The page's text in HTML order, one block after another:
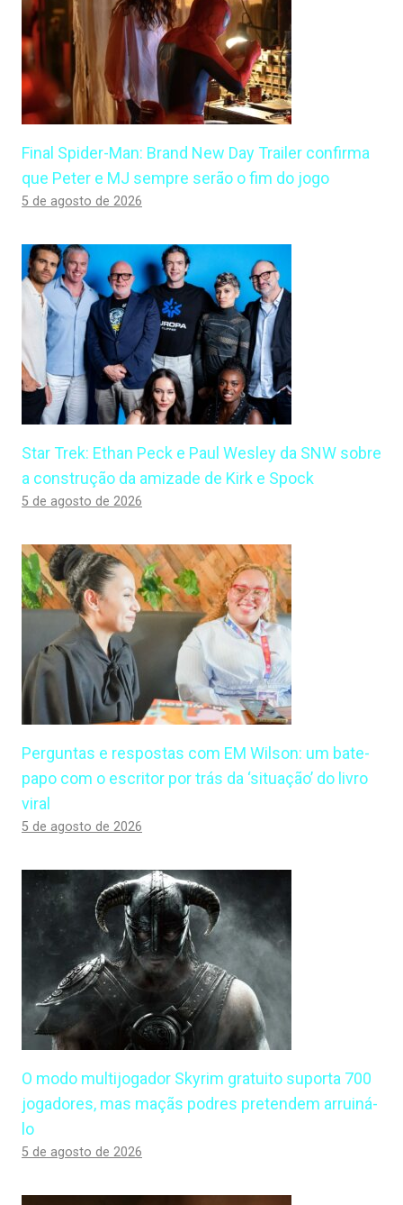
Final Spider-Man: Brand New Day Trailer confirma
que Peter e MJ sempre serão o fim do jogo
5 de agosto de 2026
Star Trek: Ethan Peck e Paul Wesley da SNW sobre
a construção da amizade de Kirk e Spock
5 de agosto de 2026
Perguntas e respostas com EM Wilson: um bate-
papo com o escritor por trás da ‘situação’ do livro
viral
5 de agosto de 2026
O modo multijogador Skyrim gratuito suporta 700
jogadores, mas maçãs podres pretendem arruiná-
lo
5 de agosto de 2026